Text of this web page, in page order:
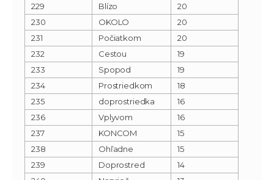
229 Blízo
20
230
OKOLO
20
231
Počiatkom
20
232
Cestou
19
233
Spopod
19
234
Prostriedkom
18
235
doprostriedka
16
236
Vplyvom
16
237
KONCOM
15
238
Ohľadne
15
239
Doprostred
14